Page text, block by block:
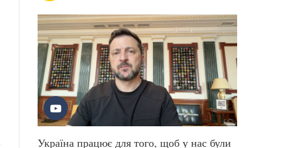
Україна працює для того, щоб у нас були